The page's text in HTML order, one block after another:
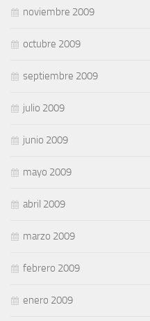
noviembre 2009
octubre 2009
septiembre 2009
julio 2009
junio 2009
mayo 2009
abril 2009
marzo 2009
febrero 2009
enero 2009